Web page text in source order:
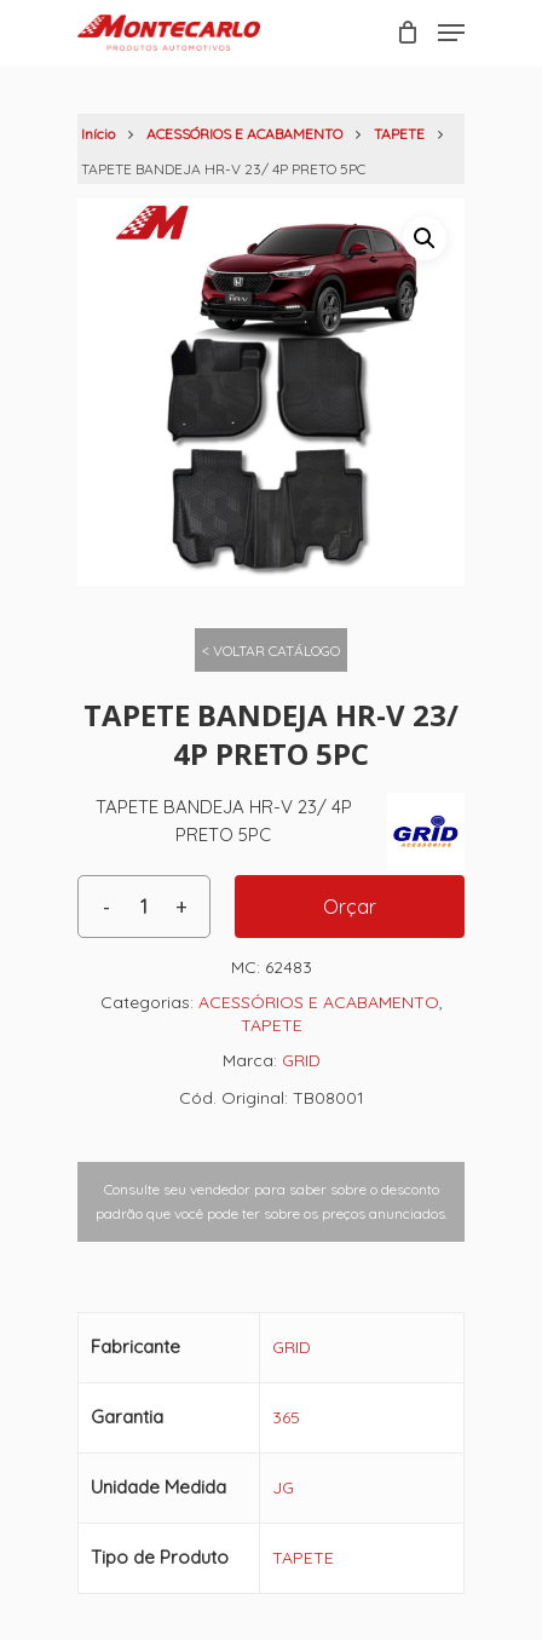
Menu
Carrinho
Início ACESSÓRIOS E ACABAMENTO
TAPETE
TAPETE BANDEJA HR-V 23/ 4P PRETO 5PC
< VOLTAR CATÁLOGO
TAPETE BANDEJA HR-V 23/
4P PRETO 5PC
TAPETE BANDEJA HR-V 23/ 4P
PRETO 5PC
Orçar
MC: 62483
Categorias: ACESSÓRIOS E ACABAMENTO,
TAPETE
Marca: GRID
Cód. Original: TB08001
Consulte seu vendedor para saber sobre o desconto
padrão que você pode ter sobre os preços anunciados.
Fabricante GRID
Garantia 365
Unidade Medida JG
Tipo de Produto TAPETE